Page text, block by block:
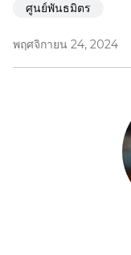
ศูนย์พันธมิตร
พฤศจิกายน 24, 2024